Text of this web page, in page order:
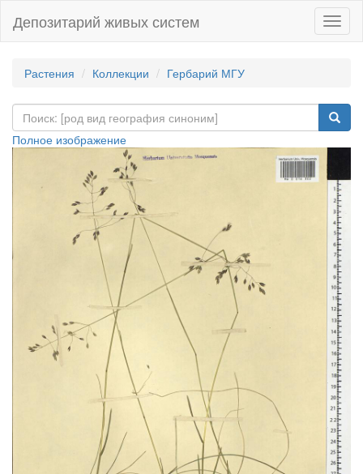
Депозитарий живых систем
Растения Коллекции Гербарий МГУ
Полное изображение